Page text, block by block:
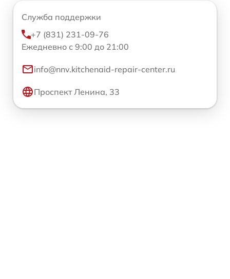
Служба поддержки
+7 (831) 231-09-76
Ежедневно с 9:00 до 21:00
info@nnv.kitchenaid-repair-center.ru
Проспект Ленина, 33